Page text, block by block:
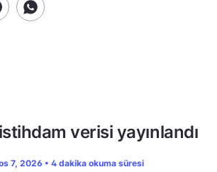
istihdam verisi yayınlandı
7, 2026 • 4 dakika okuma süresi